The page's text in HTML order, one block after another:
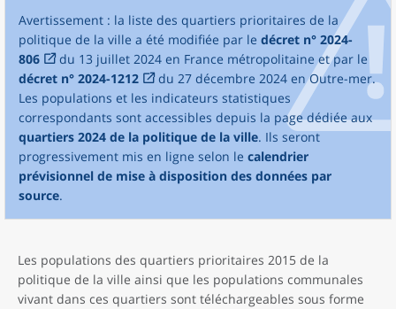
Avertissement : la liste des quartiers prioritaires de la
politique de la ville a été modifiée par le décret n° 2024-
806
du 13 juillet 2024 en France métropolitaine et par le
décret n° 2024-1212
du 27 décembre 2024 en Outre-mer.
Les populations et les indicateurs statistiques
correspondants sont accessibles depuis la page dédiée aux
quartiers 2024 de la politique de la ville. Ils seront
progressivement mis en ligne selon le calendrier
prévisionnel de mise à disposition des données par
source.
Les populations des quartiers prioritaires 2015 de la
politique de la ville ainsi que les populations communales
vivant dans ces quartiers sont téléchargeables sous forme